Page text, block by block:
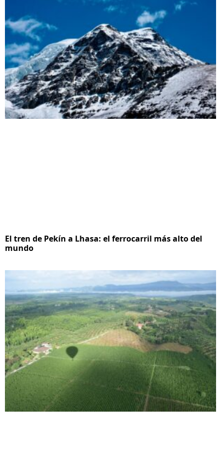
El tren de Pekín a Lhasa: el ferrocarril más alto del
mundo